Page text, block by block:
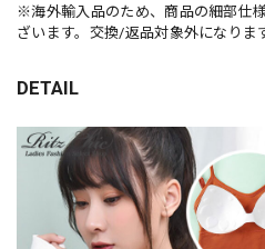
※海外輸入品のため、商品の細部仕
ざいます。交換/返品対象外になりま
DETAIL